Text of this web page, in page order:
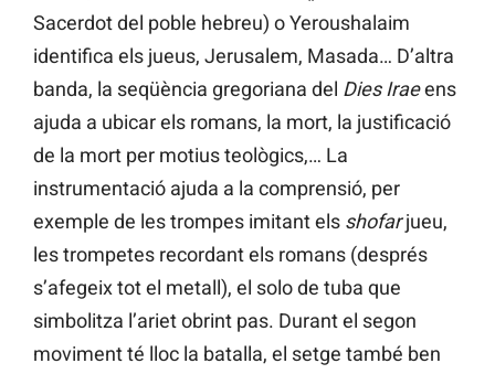
Sacerdot del poble hebreu) o Yeroushalaim
identifica els jueus, Jerusalem, Masada… D’altra
banda, la seqüència gregoriana del Dies Iraeens
ajuda a ubicar els romans, la mort, la justificació
de la mort per motius teològics,… La
instrumentació ajuda a la comprensió, per
exemple de les trompes imitant els shofarjueu,
les trompetes recordant els romans (després
s’afegeix tot el metall), el solo de tuba que
simbolitza l’ariet obrint pas. Durant el segon
moviment té lloc la batalla, el setge també ben